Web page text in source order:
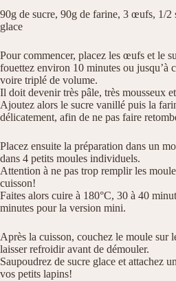
90g de sucre, 90g de farine, 3 œufs, 1/2
glace
Pour commencer, placez les œufs et le
fouettez environ 10 minutes ou jusqu’à
voire triplé de volume.
Il doit devenir très pâle, très mousseux
Ajoutez alors le sucre vanillé puis la
délicatement, afin de ne pas faire
Placez ensuite la préparation dans un
dans 4 petits moules individuels.
Attention à ne pas trop remplir les
cuisson!
Faites alors cuire à 180°C, 30 à 40
minutes pour la version mini.
Après la cuisson, couchez le moule sur
laisser refroidir avant de démouler.
Saupoudrez de sucre glace et attachez
vos petits lapins!